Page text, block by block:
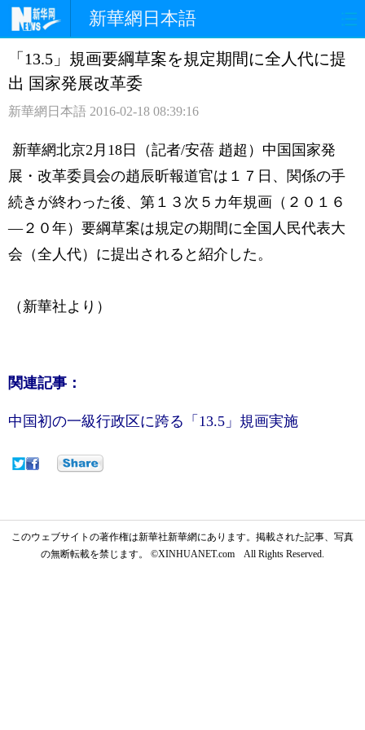
新華網日本語
ホームページ 政治 経済
観光 評論 写真
中日対訳
「13.5」規画要綱草案を規定期間に全人代に提
出 国家発展改革委
新華網日本語 2016-02-18 08:39:16
新華網北京2月18日（記者/安蓓 趙超）中国国家発
展・改革委員会の趙辰昕報道官は１７日、関係の手
続きが終わった後、第１３次５カ年規画（２０１６
―２０年）要綱草案は規定の期間に全国人民代表大
会（全人代）に提出されると紹介した。
（新華社より）
関連記事：
中国初の一級行政区に跨る「13.5」規画実施
このウェブサイトの著作権は新華社新華網にあります。掲載された記事、写真
の無断転載を禁じます。 ©XINHUANET.com All Rights Reserved.